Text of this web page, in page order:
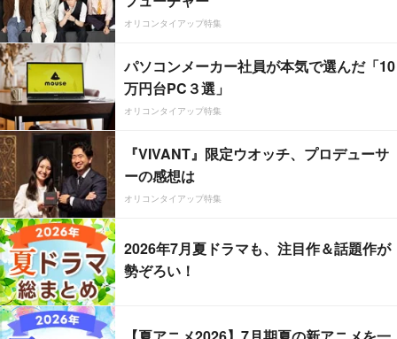
オリコンタイアップ特集
パソコンメーカー社員が本気で選んだ「10
万円台PC３選」
オリコンタイアップ特集
『VIVANT』限定ウオッチ、プロデューサ
ーの感想は
オリコンタイアップ特集
2026年7月夏ドラマも、注目作＆話題作が
勢ぞろい！